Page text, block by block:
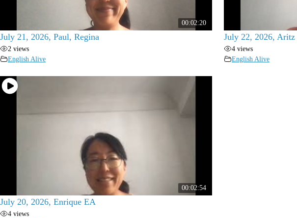
00:02:20
July 21, 2026, Paul, Regina
2 views
English Alive
July 22, 2026, Aritz
4 views
English Alive
00:02:54
July 20, 2026, Enrique EA
4 views